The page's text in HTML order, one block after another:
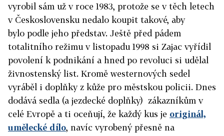
vyrobil sám už v roce 1983, protože se v těch letech
v Československu nedalo koupit takové, aby
bylo podle jeho představ. Ještě před pádem
totalitního režimu v listopadu 1998 si Zajac vyřídil
povolení k podnikání a hned po revoluci si udělal
živnostenský list. Kromě westernových sedel
vyráběl i doplňky z kůže pro městskou policii. Dnes
dodává sedla (a jezdecké doplňky) zákazníkům v
celé Evropě a ti oceňují, že každý kus je originál,
umělecké dílo, navíc vyrobený přesně na